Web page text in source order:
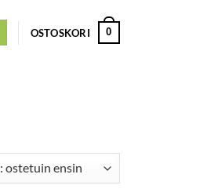
OSTOSKORI 0